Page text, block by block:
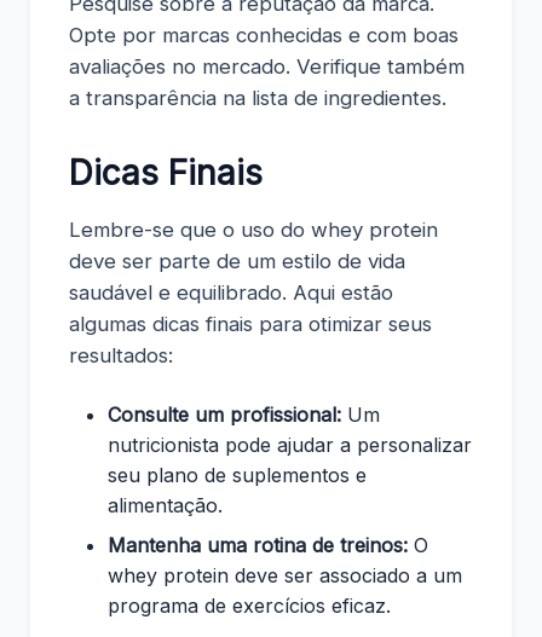
Opte por marcas conhecidas e com boas
avaliações no mercado. Verifique também
a transparência na lista de ingredientes.
Dicas Finais
Lembre-se que o uso do whey protein
deve ser parte de um estilo de vida
saudável e equilibrado. Aqui estão
algumas dicas finais para otimizar seus
resultados:
Consulte um profissional: Um
nutricionista pode ajudar a personalizar
seu plano de suplementos e
alimentação.
Mantenha uma rotina de treinos: O
whey protein deve ser associado a um
programa de exercícios eficaz.